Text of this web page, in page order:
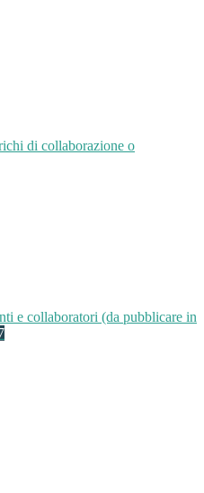
di collaborazione o
e collaboratori (da pubblicare in